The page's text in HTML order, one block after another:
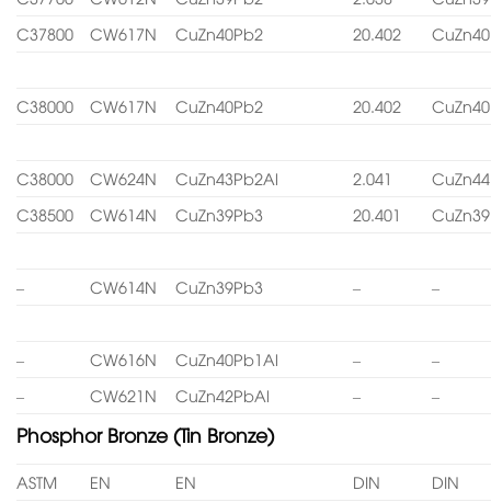
C37800
CW617N CuZn40Pb2 20.402
C38000 CW617N CuZn40Pb2 20.402
C38000 CW624N CuZn43Pb2Al 2.041
C38500
CW614N CuZn39Pb3 20.401
– CW614N CuZn39Pb3 – –
– CW616N CuZn40Pb1Al –
–
–
CW621N CuZn42PbAl – –
Phosphor Bronze (Tin Bronze)
ASTM EN EN DIN
DIN